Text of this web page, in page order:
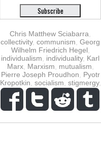
Chris Matthew Sciabarra
collectivity, communism Georg
Wilhelm Friedrich Hegel
individualism
individuality, Karl
Marx, Marxism mutualism
Pierre Joseph Proudhon
Pyotr
Kropotkin socialism stigmergy,